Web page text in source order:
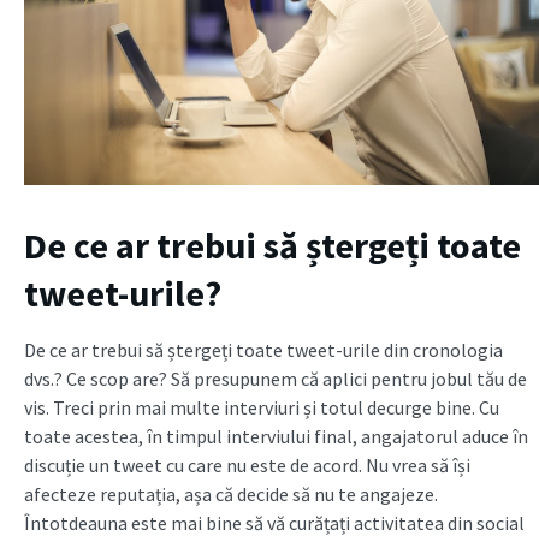
De ce ar trebui să ștergeți toate
tweet-urile?
De ce ar trebui să ștergeți toate tweet-urile din cronologia
dvs.? Ce scop are? Să presupunem că aplici pentru jobul tău de
vis. Treci prin mai multe interviuri și totul decurge bine. Cu
toate acestea, în timpul interviului final, angajatorul aduce în
discuție un tweet cu care nu este de acord. Nu vrea să își
afecteze reputația, așa că decide să nu te angajeze.
Întotdeauna este mai bine să vă curățați activitatea din social